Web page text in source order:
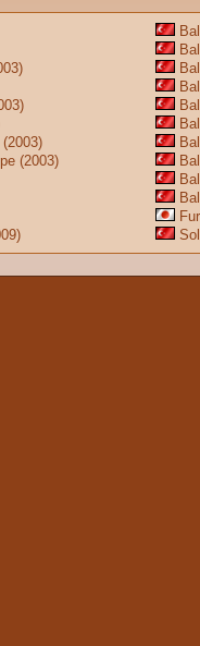
(2003)
(2003)